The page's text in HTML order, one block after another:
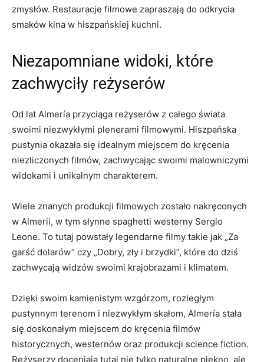
zmysłów. Restauracje filmowe zapraszają do⁣ odkrycia
smaków kina w hiszpańskiej kuchni.
Niezapomniane widoki, które
zachwyciły reżyserów
Od lat Almería przyciąga reżyserów z całego świata
swoimi niezwykłymi plenerami filmowymi. Hiszpańska
pustynia okazała się idealnym miejscem do kręcenia
niezliczonych filmów, ‌zachwycając swoimi malowniczymi
widokami i unikalnym charakterem.
Wiele znanych produkcji filmowych zostało nakręconych
w Almerii, w tym słynne⁣ spaghetti westerny Sergio
Leone. To tutaj powstały legendarne ⁢filmy takie jak⁢ „Za
garść dolarów” czy „Dobry, zły i brzydki”, które do dziś
zachwycają widzów swoimi krajobrazami i⁣ klimatem.
Dzięki swoim kamienistym wzgórzom, rozległym
pustynnym terenom i niezwykłym skałom, Almería stała⁣
się doskonałym miejscem⁢ do kręcenia filmów
historycznych, westernów oraz produkcji science fiction.
Reżyserzy doceniają tutaj nie tylko naturalne piękno, ale